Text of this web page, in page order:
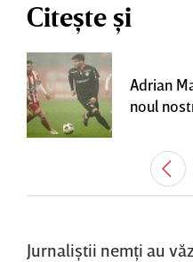
Citește și
Adrian
noul
Jurnaliştii nemţi au